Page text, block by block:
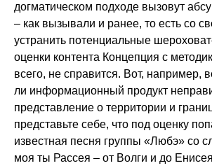
догматическом подходе вызовут
– как вызывали и ранее, то есть со
устранить потенциальные
оценки контента Концепция с
всего, не справится. Вот, например,
ли информационный продукт
представление о территории и
представьте себе, что под оценку
известная песня группы «Любэ» со
моя ты Рассея – от Волги и до